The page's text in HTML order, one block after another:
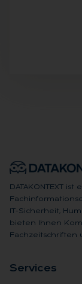
DATAKONTEXT
IT-Sicherheit,
bieten Ihnen
Fachzeitschriften
Ser­vices